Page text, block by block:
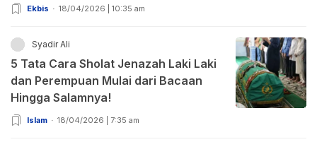
Ekbis 18/04/2026 | 10:35 am
Syadir Ali
5 Tata Cara Sholat Jenazah Laki Laki
dan Perempuan Mulai dari Bacaan
Hingga Salamnya!
Islam 18/04/2026 | 7:35 am